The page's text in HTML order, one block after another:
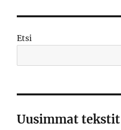
Etsi
Uusimmat tekstit